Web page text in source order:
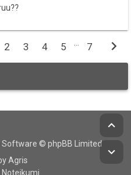
2 3 4 5 … 7 chevron_right
© phpBB Limited
Agris
Noteikumi
keyboard_arrow_up
keyboard_arrow_down